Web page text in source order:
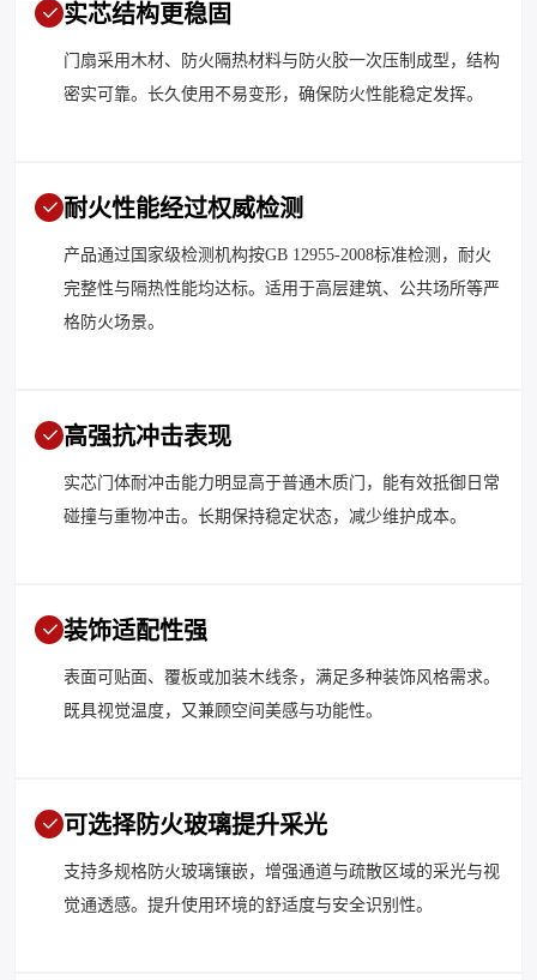
实芯结构更稳固
门扇采用木材、防火隔热材料与防火胶一次压制成型，结构
密实可靠。长久使用不易变形，确保防火性能稳定发挥。
耐火性能经过权威检测
产品通过国家级检测机构按GB 12955-2008标准检测，耐火
完整性与隔热性能均达标。适用于高层建筑、公共场所等严
格防火场景。
高强抗冲击表现
实芯门体耐冲击能力明显高于普通木质门，能有效抵御日常
碰撞与重物冲击。长期保持稳定状态，减少维护成本。
装饰适配性强
表面可贴面、覆板或加装木线条，满足多种装饰风格需求。
既具视觉温度，又兼顾空间美感与功能性。
可选择防火玻璃提升采光
支持多规格防火玻璃镶嵌，增强通道与疏散区域的采光与视
觉通透感。提升使用环境的舒适度与安全识别性。